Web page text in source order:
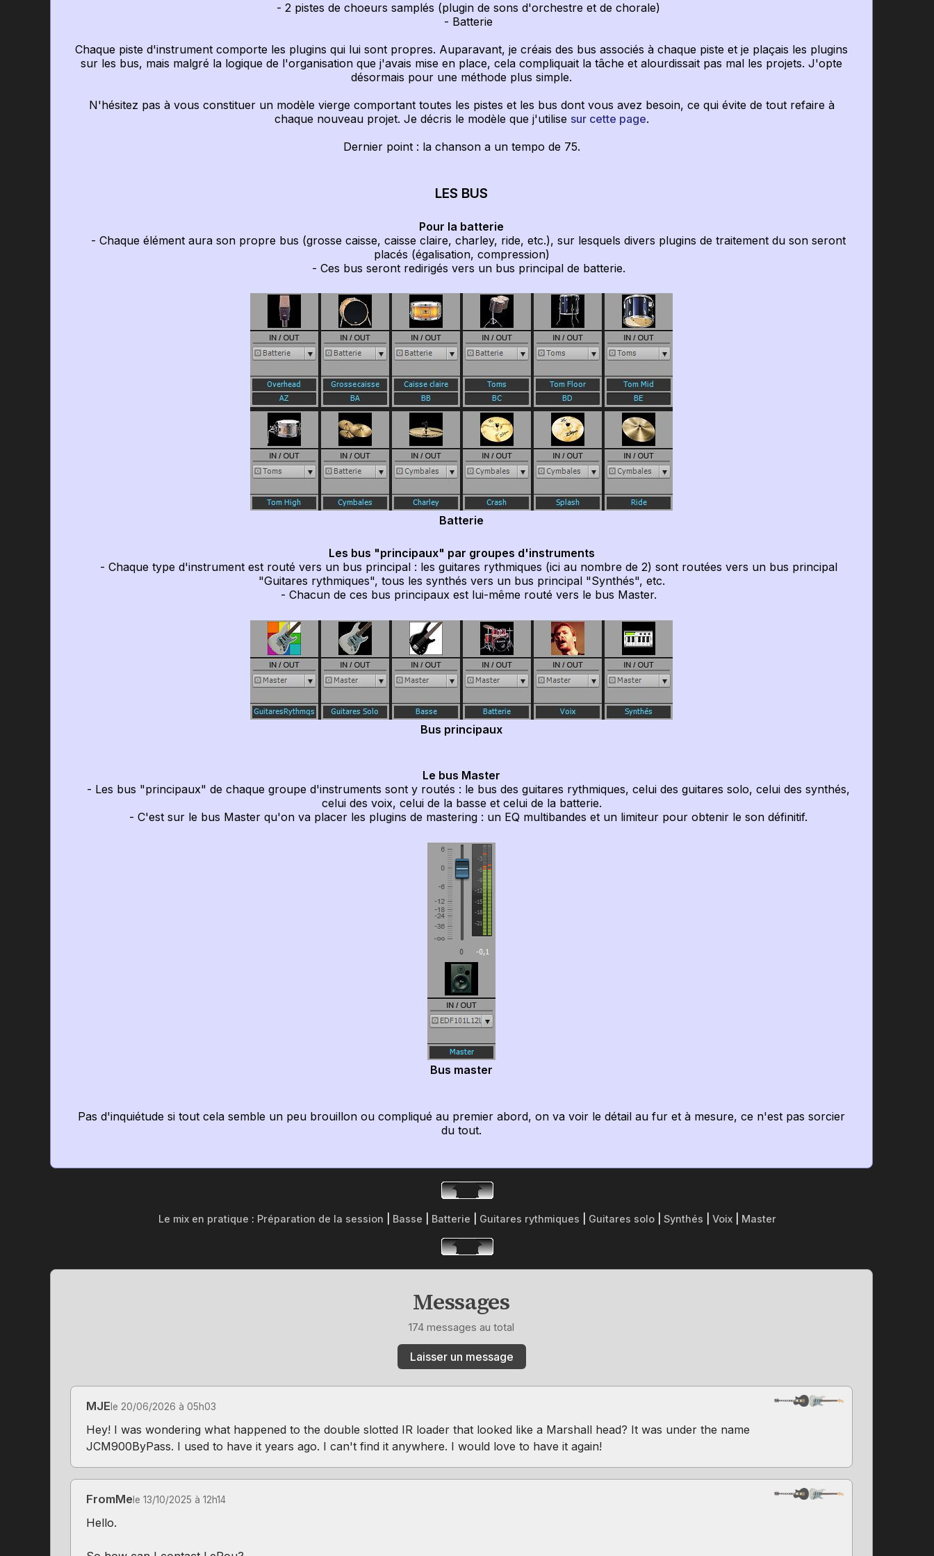
- 2 pistes de choeurs samplés (plugin de sons d'orchestre et de chorale)
- Batterie
Chaque piste d'instrument comporte les plugins qui lui sont propres. Auparavant, je créais des bus associés à chaque piste et je plaçais les plugins
sur les bus, mais malgré la logique de l'organisation que j'avais mise en place, cela compliquait la tâche et alourdissait pas mal les projets. J'opte
désormais pour une méthode plus simple.
N'hésitez pas à vous constituer un modèle vierge comportant toutes les pistes et les bus dont vous avez besoin, ce qui évite de tout refaire à
chaque nouveau projet. Je décris le modèle que j'utilise sur cette page.
Dernier point : la chanson a un tempo de 75.
LES BUS
Pour la batterie
- Chaque élément aura son propre bus (grosse caisse, caisse claire, charley, ride, etc.), sur lesquels divers plugins de traitement du son seront
placés (égalisation, compression)
- Ces bus seront redirigés vers un bus principal de batterie.
Batterie
Les bus "principaux" par groupes d'instruments
- Chaque type d'instrument est routé vers un bus principal : les guitares rythmiques (ici au nombre de 2) sont routées vers un bus principal
"Guitares rythmiques", tous les synthés vers un bus principal "Synthés", etc.
- Chacun de ces bus principaux est lui-même routé vers le bus Master.
Bus principaux
Le bus Master
- Les bus "principaux" de chaque groupe d'instruments sont y routés : le bus des guitares rythmiques, celui des guitares solo, celui des synthés,
celui des voix, celui de la basse et celui de la batterie.
- C'est sur le bus Master qu'on va placer les plugins de mastering : un EQ multibandes et un limiteur pour obtenir le son définitif.
Bus master
Pas d'inquiétude si tout cela semble un peu brouillon ou compliqué au premier abord, on va voir le détail au fur et à mesure, ce n'est pas sorcier
du tout.
Le mix en pratique : Préparation de la session Basse Batterie Guitares rythmiques Guitares solo| Synthés Voix| Master
Messages
174 messages au total
Laisser un message
MJE le 20/06/2026 à 05h03
Hey! I was wondering what happened to the double slotted IR loader that looked like a Marshall head? It was under the name
JCM900ByPass. I used to have it years ago. I can't find it anywhere. I would love to have it again!
FromMe le 13/10/2025 à 12h14
Hello.